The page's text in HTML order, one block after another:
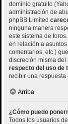
dominio gratuito
administración de
phpBB Limited
ninguna manera
este sistema de
en relación a
comentarios, etc.)
discreción misma del
respecto del uso de
recibir una respuesta
Arriba
¿Cómo puedo
Todos los usuarios